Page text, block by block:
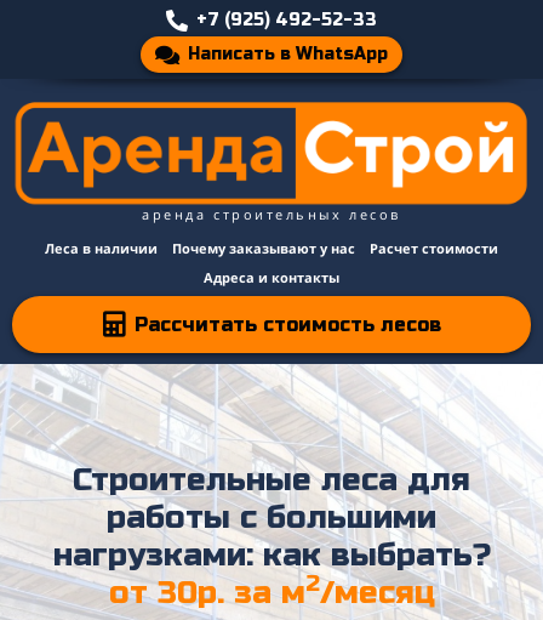
+7 (925) 492-52-33
Написать в WhatsApp
аренда строительных лесов
Леса в наличии
Почему заказывают у нас
Расчет стоимости
Адреса и контакты
Рассчитать стоимость лесов
Строительные леса для
работы с большими
нагрузками: как выбрать?
от 30р. за м2/месяц